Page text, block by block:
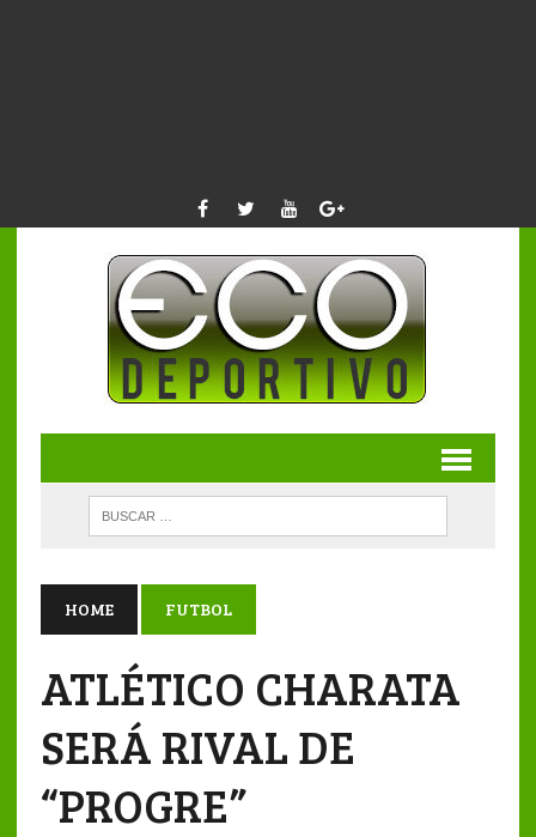
HOME FUTBOL
ATLÉTICO CHARATA
SERÁ RIVAL DE
“PROGRE”